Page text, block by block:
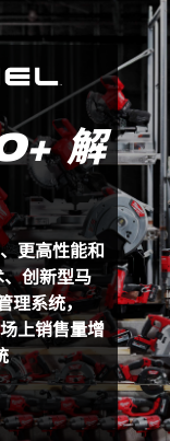
运输过程中的损坏
离
Ah 红锂电池，
BPFP-CST
CST (1)
和喷杆）​
解
更高性能和
创新型马
理系统，
上销售量增